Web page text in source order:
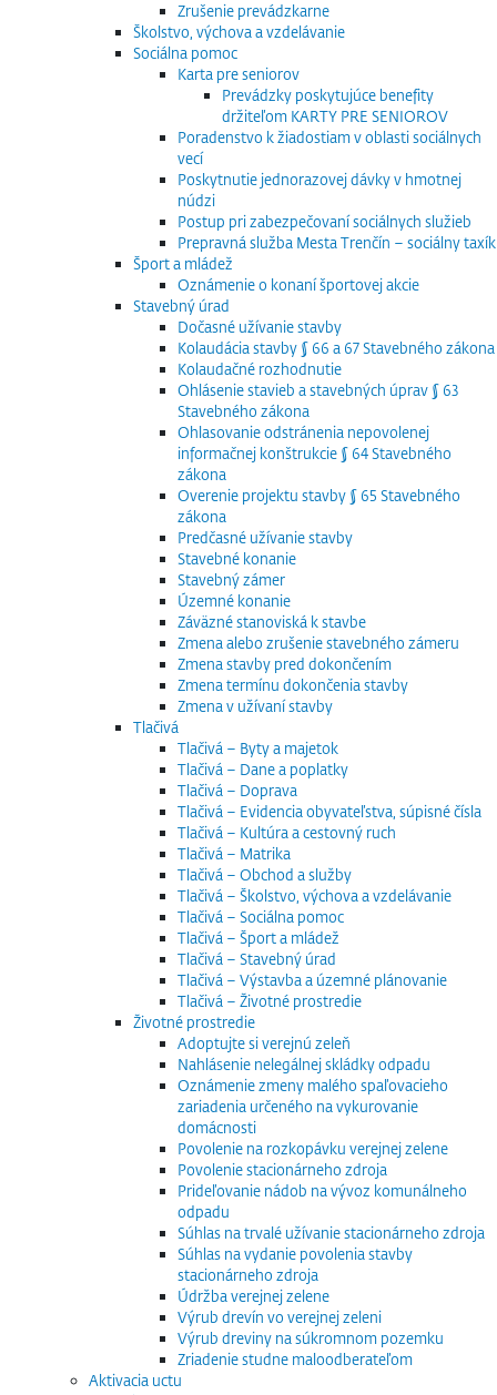
Zrušenie prevádzkarne
Školstvo, výchova a vzdelávanie
Sociálna pomoc
Karta pre seniorov
Prevádzky poskytujúce benefity
držiteľom KARTY PRE SENIOROV
Poradenstvo k žiadostiam v oblasti sociálnych
vecí
Poskytnutie jednorazovej dávky v hmotnej
núdzi
Postup pri zabezpečovaní sociálnych služieb
Prepravná služba Mesta Trenčín – sociálny taxík
Šport a mládež
Oznámenie o konaní športovej akcie
Stavebný úrad
Dočasné užívanie stavby
Kolaudácia stavby § 66 a 67 Stavebného zákona
Kolaudačné rozhodnutie
Ohlásenie stavieb a stavebných úprav § 63
Stavebného zákona
Ohlasovanie odstránenia nepovolenej
informačnej konštrukcie § 64 Stavebného
zákona
Overenie projektu stavby § 65 Stavebného
zákona
Predčasné užívanie stavby
Stavebné konanie
Stavebný zámer
Územné konanie
Záväzné stanoviská k stavbe
Zmena alebo zrušenie stavebného zámeru
Zmena stavby pred dokončením
Zmena termínu dokončenia stavby
Zmena v užívaní stavby
Tlačivá
Tlačivá – Byty a majetok
Tlačivá – Dane a poplatky
Tlačivá – Doprava
Tlačivá – Evidencia obyvateľstva, súpisné čísla
Tlačivá – Kultúra a cestovný ruch
Tlačivá – Matrika
Tlačivá – Obchod a služby
Tlačivá – Školstvo, výchova a vzdelávanie
Tlačivá – Sociálna pomoc
Tlačivá – Šport a mládež
Tlačivá – Stavebný úrad
Tlačivá – Výstavba a územné plánovanie
Tlačivá – Životné prostredie
Životné prostredie
Adoptujte si verejnú zeleň
Nahlásenie nelegálnej skládky odpadu
Oznámenie zmeny malého spaľovacieho
zariadenia určeného na vykurovanie
domácnosti
Povolenie na rozkopávku verejnej zelene
Povolenie stacionárneho zdroja
Prideľovanie nádob na vývoz komunálneho
odpadu
Súhlas na trvalé užívanie stacionárneho zdroja
Súhlas na vydanie povolenia stavby
stacionárneho zdroja
Údržba verejnej zelene
Výrub drevín vo verejnej zeleni
Výrub dreviny na súkromnom pozemku
Zriadenie studne maloodberateľom
Aktivacia uctu